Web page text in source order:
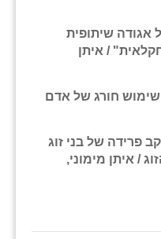
אגודה שיתופית
/ איתן
שימוש חורג של אדם
פרידה של בני זוג
/ איתן מימוני,